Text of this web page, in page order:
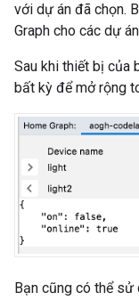
với dự án đã chọn.
Graph cho các dự
Sau khi thiết bị của
bất kỳ để mở rộng
Bạn cũng có thể sử